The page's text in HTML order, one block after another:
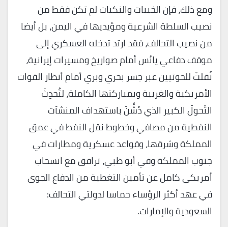
ومع ذلك، فإن الخيبات والنكبات لم تكن فقط من
نصيب السلطة الشرعية ومؤيديها في اليمن، بل أيضا
من نصيب التحالف، فقد ارتد تدخله العسكري إلى
موقف دفاعي يائس أمام صواريخ ومسيرات إيرانية،
نُقلتْ للحوثيين عبر جسر بحري وبري أمام أنظار القوات
الأمريكية والغربية وبمباركتها الكاملة، لتُحدِثَ
التّحولَ الكبير الذي دُشِّنَ باستهداف المنشآت
النفطية من مصافي وخطوط نقل النفط في عمق
المملكة وشرقها، وقواعد عسكرية ومطارات في
جنوب المملكة وفي أبو ظبي، ترافق مع انسحاب
أمريكي كامل عن تأمين التغطية من الدفاع الجوي
في عهد أكثر الرؤساء حماسا لدولتي التحالف:
السعودية والإمارات.